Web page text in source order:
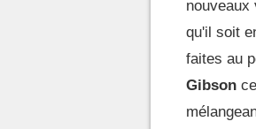
nouveaux
qu'il soit
faites au
Gibson